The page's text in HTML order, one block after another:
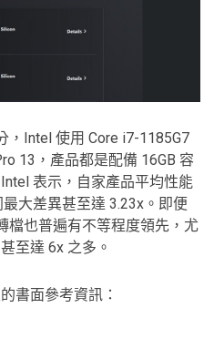
，Intel 使用 Core i7-1185G7
13，產品都是配備 16GB 容
表示，自家產品平均性能
大差異甚至達 3.23x。即便
檔也普遍有不等程度領先，尤
至達 6x 之多。
書面參考資訊：